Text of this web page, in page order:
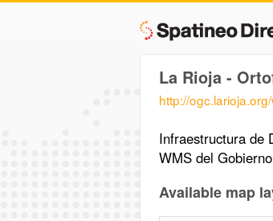
La Rioja -
http://
Infraestructura de
WMS del
Available map